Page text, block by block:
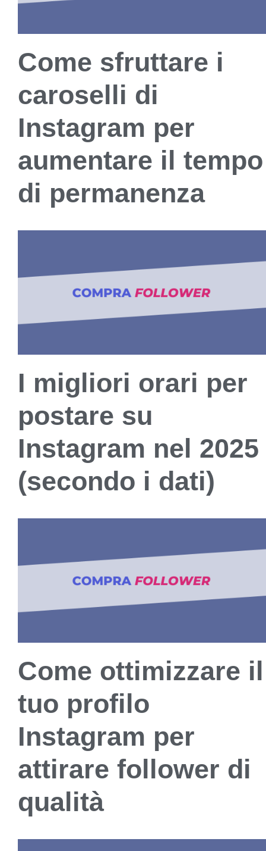
Come sfruttare i
caroselli di
Instagram per
aumentare il tempo
di permanenza
I migliori orari per
postare su
Instagram nel 2025
(secondo i dati)
Come ottimizzare il
tuo profilo
Instagram per
attirare follower di
qualità